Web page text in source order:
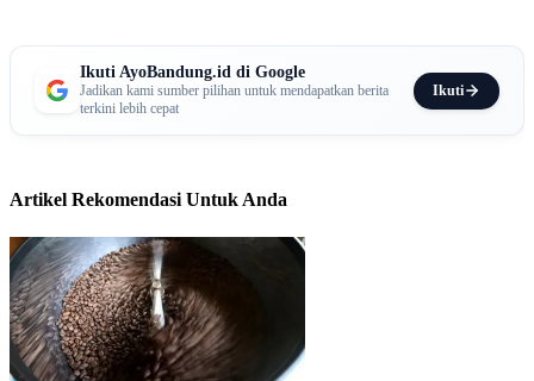
Ikuti AyoBandung.id di Google
Jadikan kami sumber pilihan untuk mendapatkan berita
terkini lebih cepat
Ikuti
Artikel Rekomendasi Untuk Anda